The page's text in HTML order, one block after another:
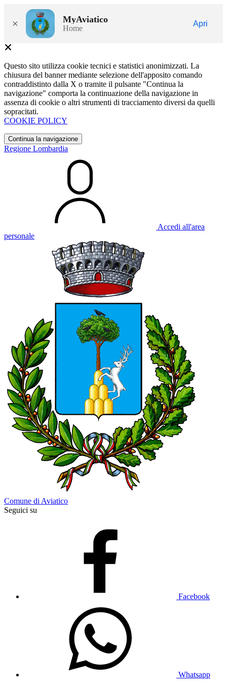
× MyAviatico
Home
Apri
Questo sito utilizza cookie tecnici e statistici anonimizzati. La
chiusura del banner mediante selezione dell'apposito comando
contraddistinto dalla X o tramite il pulsante "Continua la
navigazione" comporta la continuazione della navigazione in
assenza di cookie o altri strumenti di tracciamento diversi da quelli
sopracitati.
COOKIE POLICY
Continua la navigazione
Regione Lombardia
Accedi all'area
personale
Comune di Aviatico
Seguici su
Facebook
Whatsapp